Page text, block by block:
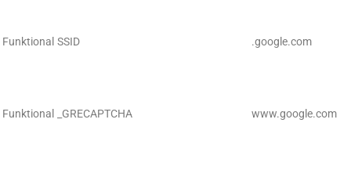
Funktional SSID .google.com
Funktional _GRECAPTCHA www.google.com